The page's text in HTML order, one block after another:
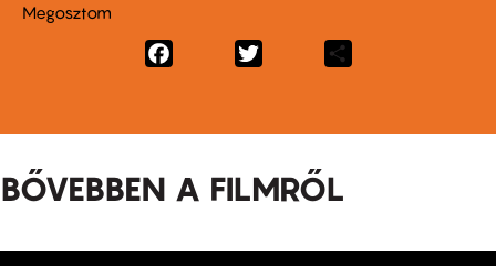
Megosztom
Facebook
BŐVEBBEN A FILMRŐL